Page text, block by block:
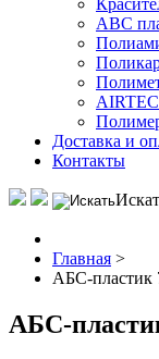
АВС
Доставка и
Контакты
Главная >
АБС-пластик
АБС-